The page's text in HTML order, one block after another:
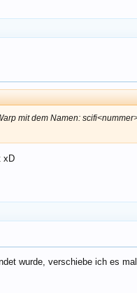
mit dem Namen:
xD
wurde, verschiebe ich es